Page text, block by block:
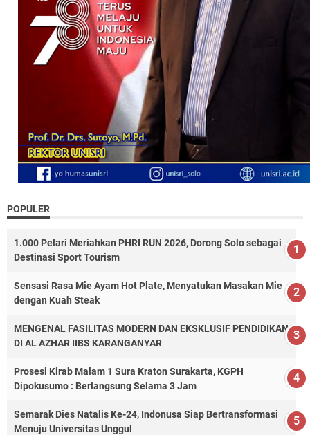
POPULER
1.000 Pelari Meriahkan PHRI RUN 2026, Dorong Solo sebagai
Destinasi Sport Tourism
Sensasi Rasa Mie Ayam Hot Plate, Menyatukan Masakan Mie
dengan Kuah Steak
MENGENAL FASILITAS MODERN DAN EKSKLUSIF PENDIDIKAN
DI AL AZHAR IIBS KARANGANYAR
Prosesi Kirab Malam 1 Sura Kraton Surakarta, KGPH
Dipokusumo : Berlangsung Selama 3 Jam
Semarak Dies Natalis Ke-24, Indonusa Siap Bertransformasi
Menuju Universitas Unggul